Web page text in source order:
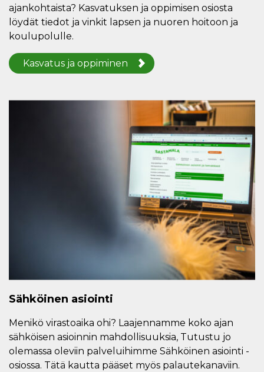
ajankohtaista? Kasvatuksen ja oppimisen osiosta
löydät tiedot ja vinkit lapsen ja nuoren hoitoon ja
koulupolulle.
Kasvatus ja oppiminen
Sähköinen asiointi
Menikö virastoaika ohi? Laajennamme koko ajan
sähköisen asioinnin mahdollisuuksia, Tutustu jo
olemassa oleviin palveluihimme Sähköinen asiointi -
osiossa. Tätä kautta pääset myös palautekanaviin.